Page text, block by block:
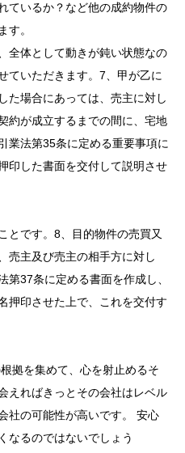
ているか？など他の成約物件の
す。
全体として動きが鈍い状態なの
ていただきます。7、甲が乙に
た場合にあっては、売主に対し
約が成立するまでの間に、宅地
業法第35条に定める重要事項に
印した書面を交付して説明させ
とです。8、目的物件の売買又
売主及び売主の相手方に対し
第37条に定める書面を作成し、
押印させた上で、これを交付す
拠を集めて、心を射止めるそ
えればきっとその会社はレベル
社の可能性が高いです。 安心
なるのではないでしょう